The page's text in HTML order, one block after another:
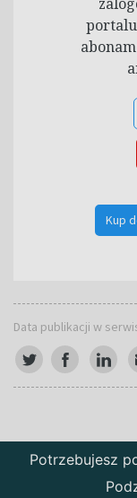
Kup
Data publikacji w
Potrzebujesz